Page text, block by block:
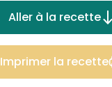
Aller à la recette
Imprimer la recette